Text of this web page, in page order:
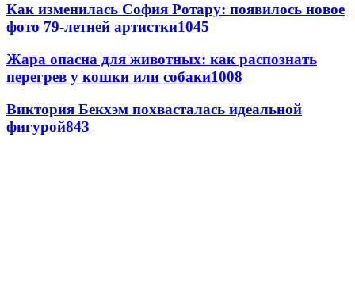
Как изменилась София Ротару: появилось новое
фото 79-летней артистки1045
Жара опасна для животных: как распознать
перегрев у кошки или собаки1008
Виктория Бекхэм похвасталась идеальной
фигурой843